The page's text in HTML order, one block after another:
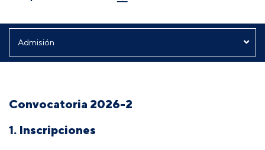
Convocatoria 2026-2
1. Inscripciones